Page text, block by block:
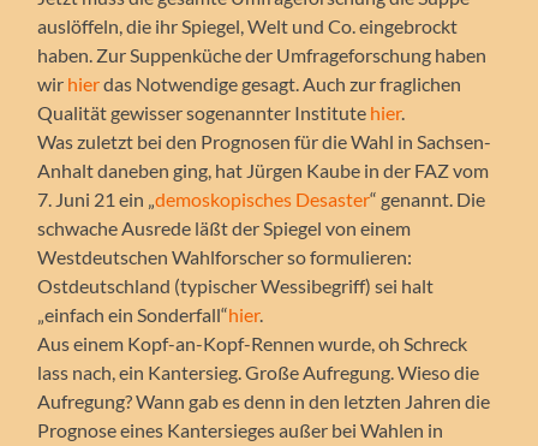
auslöffeln, die ihr Spiegel, Welt und Co. eingebrockt
haben. Zur Suppenküche der Umfrageforschung haben
wir hierdas Notwendige gesagt. Auch zur fraglichen
Qualität gewisser sogenannter Institute hier.
Was zuletzt bei den Prognosen für die Wahl in Sachsen-
Anhalt daneben ging, hat Jürgen Kaube in der FAZ vom
7. Juni 21 ein „demoskopisches Desaster“ genannt. Die
schwache Ausrede läßt der Spiegel von einem
Westdeutschen Wahlforscher so formulieren:
Ostdeutschland (typischer Wessibegriff) sei halt
„einfach ein Sonderfall“hier.
Aus einem Kopf-an-Kopf-Rennen wurde, oh Schreck
lass nach, ein Kantersieg. Große Aufregung. Wieso die
Aufregung? Wann gab es denn in den letzten Jahren die
Prognose eines Kantersieges außer bei Wahlen in